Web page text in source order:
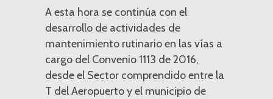
A esta hora se continúa con el
desarrollo de actividades de
mantenimiento rutinario en las vías a
cargo del Convenio 1113 de 2016,
desde el Sector comprendido entre la
T del Aeropuerto y el municipio de